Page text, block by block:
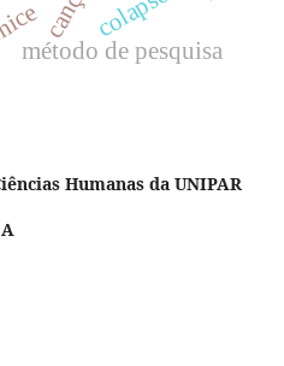
método de pesquisa
Humanas da UNIPAR